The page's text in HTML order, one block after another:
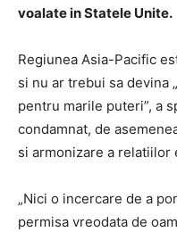
voalate in Statele Unite.
Regiunea Asia-Pacific
si nu ar trebui sa devina
pentru marile puteri”, a
condamnat, de
si armonizare a relatiilor
„Nici o incercare de a
permisa vreodata de